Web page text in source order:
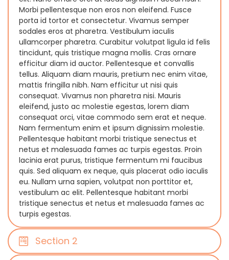
Morbi pellentesque non eros non eleifend. Fusce
porta id tortor et consectetur. Vivamus semper
sodales eros at pharetra. Vestibulum iaculis
ullamcorper pharetra. Curabitur volutpat ligula id felis
tincidunt, quis tristique magna mollis. Cras ornare
efficitur diam id auctor. Pellentesque et convallis
tellus. Aliquam diam mauris, pretium nec enim vitae,
mattis fringilla nibh. Nam efficitur ut nisi quis
consequat. Vivamus non pharetra nisi. Mauris
eleifend, justo ac molestie egestas, lorem diam
consequat orci, vitae commodo sem erat et neque.
Nam fermentum enim et ipsum dignissim molestie.
Pellentesque habitant morbi tristique senectus et
netus et malesuada fames ac turpis egestas. Proin
lacinia erat purus, tristique fermentum mi faucibus
quis. Sed aliquam ex neque, quis placerat odio iaculis
eu. Nullam urna sapien, volutpat non porttitor et,
vestibulum ac elit. Pellentesque habitant morbi
tristique senectus et netus et malesuada fames ac
turpis egestas.
Section 2